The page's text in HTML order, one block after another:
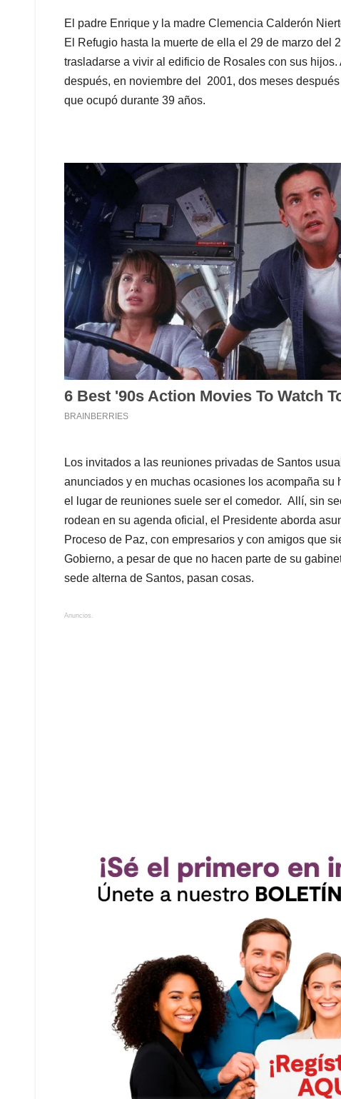
El padre Enrique y la madre Clemencia Calderón
El Refugio hasta la muerte de ella el 29 de marzo
trasladarse a vivir al edificio de Rosales con sus
después, en noviembre del 2001, dos meses
que ocupó durante 39 años.
Los invitados a las reuniones privadas de Santos
anunciados y en muchas ocasiones los acompaña
el lugar de reuniones suele ser el comedor. Allí, sin
rodean en su agenda oficial, el Presidente aborda
Proceso de Paz, con empresarios y con amigos que
Gobierno, a pesar de que no hacen parte de su
sede alterna de Santos, pasan cosas.
Anuncios.